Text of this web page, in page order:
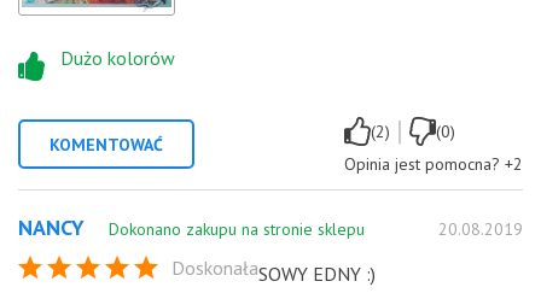
Dużo kolorów
KOMENTOWAĆ
(2) |
(0)
Opinia jest pomocna? +2
NANCY Dokonano zakupu na stronie sklepu 20.08.2019
DoskonałaSOWY EDNY :)